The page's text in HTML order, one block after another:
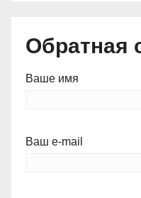
Обратная
Ваше имя
Ваш e-mail